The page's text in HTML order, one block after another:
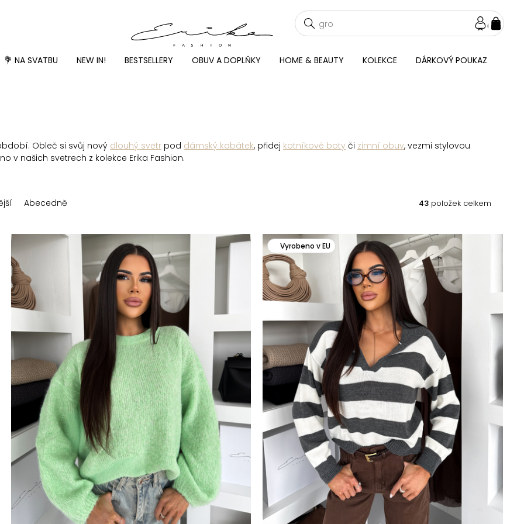
💐 NA SVATBU NEW IN! BESTSELLERY OBUV A DOPLŇKY HOME & BEAUTY KOLEKCE DÁRKOVÝ POUKAZ
Obleč si svůj nový dlouhý svetr pod dámský kabátek, přidej kotníkové boty či zimní obuv, vezmi stylovou
v našich svetrech z kolekce Erika Fashion.
Abecedně 43 položek celkem
Vyrobeno v EU